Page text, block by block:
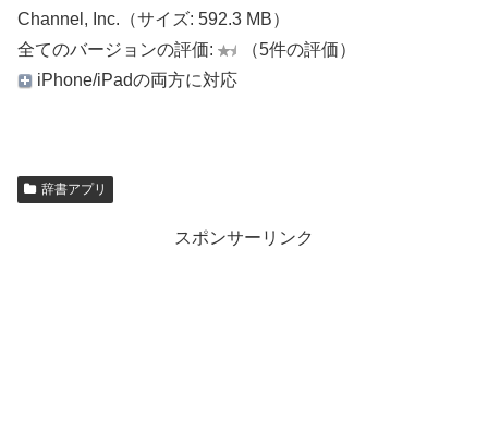
Channel, Inc.（サイズ: 592.3 MB）
全てのバージョンの評価:
（5件の評価）
iPhone/iPadの両方に対応
辞書アプリ
スポンサーリンク